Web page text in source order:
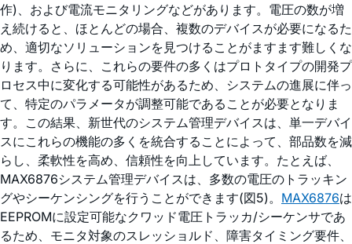
作)、および電流モニタリングなどがあります。電圧の数が増
え続けると、ほとんどの場合、複数のデバイスが必要になるた
め、適切なソリューションを見つけることがますます難しくな
ります。さらに、これらの要件の多くはプロトタイプの開発プ
ロセス中に変化する可能性があるため、システムの進展に伴っ
て、特定のパラメータが調整可能であることが必要となりま
す。この結果、新世代のシステム管理デバイスは、単一デバイ
スにこれらの機能の多くを統合することによって、部品数を減
らし、柔軟性を高め、信頼性を向上しています。たとえば、
MAX6876システム管理デバイスは、多数の電圧のトラッキン
グやシーケンシングを行うことができます(図5)。 MAX6876は
EEPROMに設定可能なクワッド電圧トラッカ/シーケンサであ
るため、モニタ対象のスレッショルド、障害タイミング要件、